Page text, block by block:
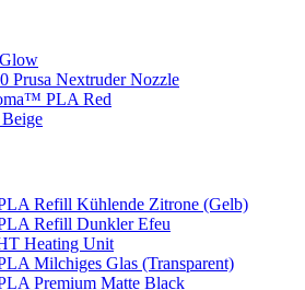
Prusa Nextruder Nozzle
PLA Red
Refill Kühlende Zitrone (Gelb)
Refill Dunkler Efeu
Heating Unit
Milchiges Glas (Transparent)
Premium Matte Black